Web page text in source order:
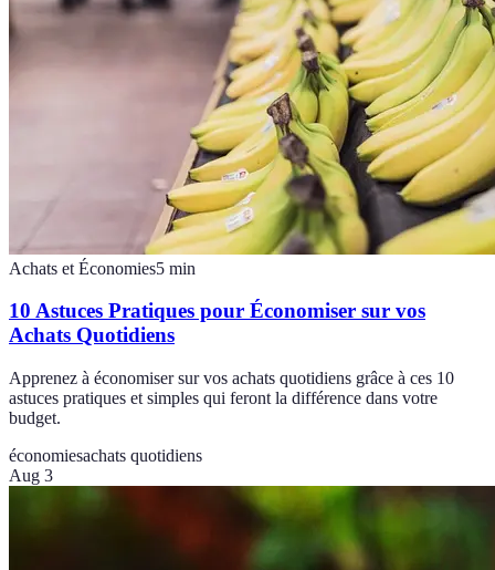
Achats et Économies5 min
10 Astuces Pratiques pour Économiser sur vos
Achats Quotidiens
Apprenez à économiser sur vos achats quotidiens grâce à ces 10
astuces pratiques et simples qui feront la différence dans votre
budget.
économiesachats quotidiens
Aug 3